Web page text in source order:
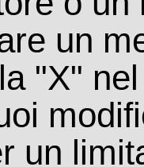
un
"X"
un